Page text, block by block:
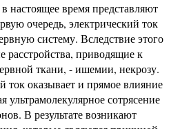
настоящее время представляют
очередь, электрический ток
систему. Вследствие этого
расстройства, приводящие к
ткани, - ишемии, некрозу.
ток оказывает и прямое влияние
сотрясение
В результате возникают